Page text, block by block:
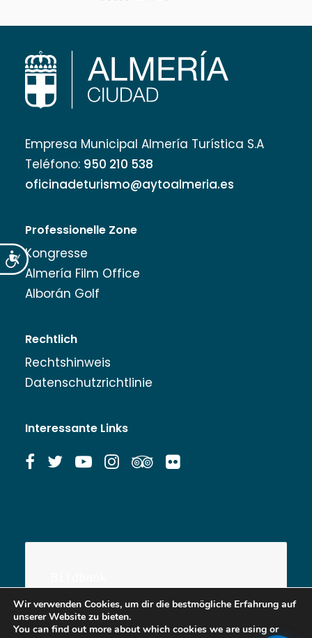
Accesibilidad
Empresa Municipal Almería Turística S.A
Teléfono: 950 210 538
oficinadeturismo@aytoalmeria.es
Professionelle Zone
Kongresse
Almería Film Office
Alborán Golf
Rechtlich
Rechtshinweis
Datenschutzrichtlinie
Interessante Links
Wir verwenden Cookies, um dir die bestmögliche Erfahrung auf
unserer Website zu bieten.
You can find out more about which cookies we are using or